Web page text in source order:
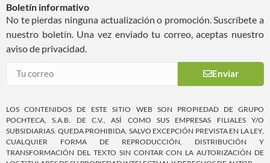
Boletín informativo
No te pierdas ninguna actualización o promoción. Suscríbete a
nuestro boletín. Una vez enviado tu correo, aceptas nuestro
aviso de privacidad.
Enviar
LOS CONTENIDOS DE ESTE SITIO WEB SON PROPIEDAD DE GRUPO
POCHTECA, S.A.B. DE C.V., ASÍ COMO SUS EMPRESAS FILIALES Y/O
SUBSIDIARIAS. QUEDA PROHIBIDA, SALVO EXCEPCIÓN PREVISTA EN LA LEY,
CUALQUIER FORMA DE REPRODUCCIÓN, DISTRIBUCIÓN Y
TRANSFORMACIÓN DEL TEXTO SIN CONTAR CON LA AUTORIZACIÓN DE